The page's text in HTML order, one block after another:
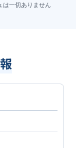
一切ありません